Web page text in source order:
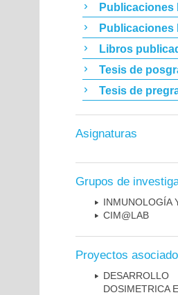
Publicaciones
Publicaciones
Libros
Tesis de
Tesis de
Asignaturas
Grupos de
INMUNOLOGÍA
CIM@LAB
Proyectos
DOSIMETRICA